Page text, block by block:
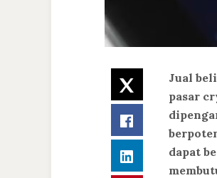
Twitter
Facebook
LinkedIn
Jual
pasar
dapat